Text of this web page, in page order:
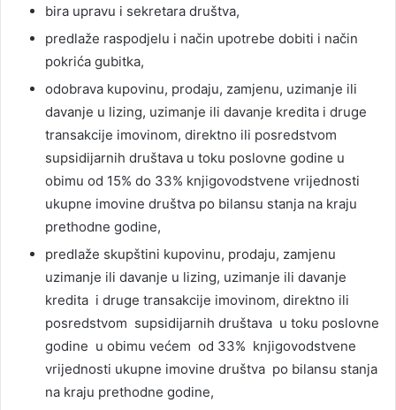
bira upravu i sekretara društva,
predlaže raspodjelu i način upotrebe dobiti i način
pokrića gubitka,
odobrava kupovinu, prodaju, zamjenu, uzimanje ili
davanje u lizing, uzimanje ili davanje kredita i druge
transakcije imovinom, direktno ili posredstvom
supsidijarnih društava u toku poslovne godine u
obimu od 15% do 33% knjigovodstvene vrijednosti
ukupne imovine društva po bilansu stanja na kraju
prethodne godine,
predlaže skupštini kupovinu, prodaju, zamjenu
uzimanje ili davanje u lizing, uzimanje ili davanje
kredita i druge transakcije imovinom, direktno ili
posredstvom supsidijarnih društava u toku poslovne
godine u obimu većem od 33% knjigovodstvene
vrijednosti ukupne imovine društva po bilansu stanja
na kraju prethodne godine,